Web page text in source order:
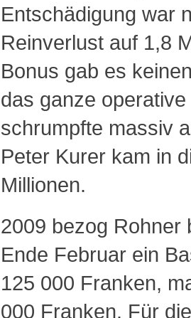
Entschädigung war
Reinverlust auf 1,8
Bonus gab es
das ganze
schrumpfte massiv
Peter Kurer kam in
Millionen.
2009 bezog Rohner
Ende Februar ein
125 000 Franken,
000 Franken. Für